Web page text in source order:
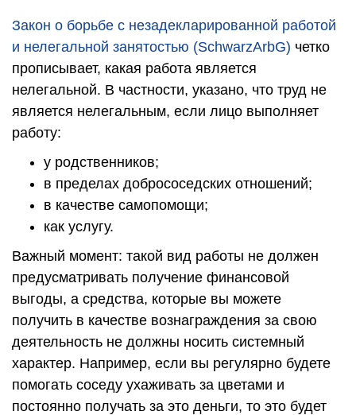
Закон о борьбе с незадекларированной работой
и нелегальной занятостью (SchwarzArbG) четко
прописывает, какая работа является
нелегальной. В частности, указано, что труд не
является нелегальным, если лицо выполняет
работу:
у родственников;
в пределах добрососедских отношений;
в качестве самопомощи;
как услугу.
Важный момент: такой вид работы не должен
предусматривать получение финансовой
выгоды, а средства, которые вы можете
получить в качестве вознаграждения за свою
деятельность не должны носить системный
характер. Например, если вы регулярно будете
помогать соседу ухаживать за цветами и
постоянно получать за это деньги, то это будет